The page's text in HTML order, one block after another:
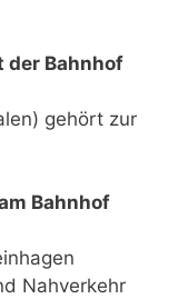
der Bahnhof
gehört zur
Bahnhof
Nahverkehr